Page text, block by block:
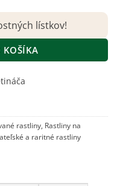
lístkov!
KOŠÍKA
rastliny, Rastliny na
a raritné rastliny